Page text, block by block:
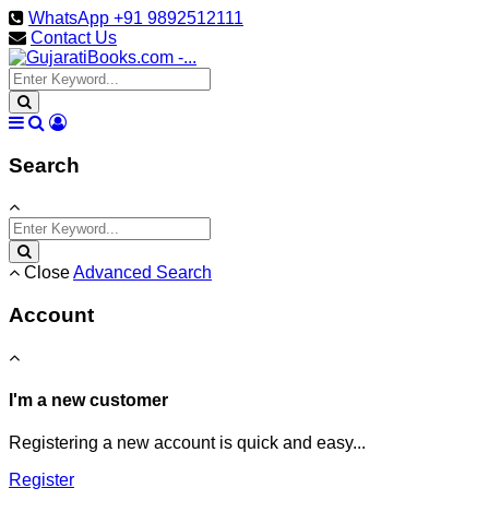
WhatsApp +91 9892512111
Contact Us
Search
CloseAdvanced Search
Account
I'm a new customer
Registering a new account is quick and easy...
Register